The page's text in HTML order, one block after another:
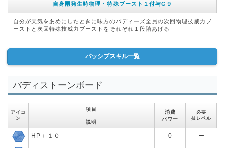
自身雨発生時物理・特殊ブースト１付与G９
自分が天気をあめにしたときに味方のバディーズ全員の次回物理技威力ブ
ーストと次回特殊技威力ブーストをそれぞれ１段階あげる
パッシブスキル一覧
バディストーンボード
アイコ
ン
項目
説明
消費
パワー
必要
技レベル
HP＋１０ 0 ー